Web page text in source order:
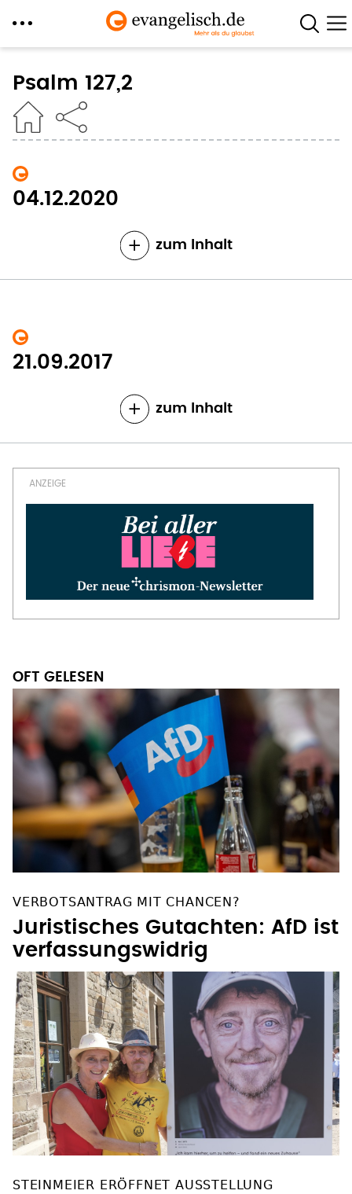
zum
Inhalt
Psalm 127,2
04.12.2020
zum Inhalt
21.09.2017
zum Inhalt
OFT GELESEN
VERBOTSANTRAG MIT CHANCEN?
Juristisches Gutachten: AfD ist
verfassungswidrig
STEINMEIER ERÖFFNET AUSSTELLUNG